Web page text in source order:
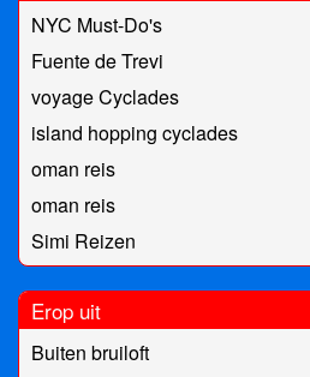
NYC Must-Do's
Fuente de Trevi
voyage Cyclades
island hopping cyclades
oman reis
oman reis
Simi Reizen
Erop uit
Buiten bruiloft